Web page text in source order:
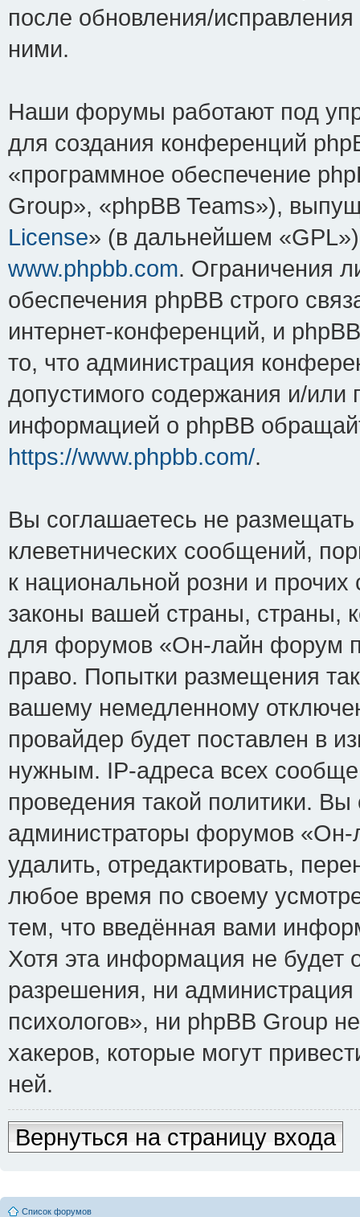
после обновления/
ними.
Наши форумы работают под
для создания конференций
«программное обеспечение
Group», «phpBB Teams»),
License» (в дальнейшем
www.phpbb.com. Ограничения
обеспечения phpBB строго
интернет-конференций, и
то, что администрация
допустимого содержания и/
информацией о phpBB
https://www.phpbb.com/.
Вы соглашаетесь не
клеветнических сообщений,
к национальной розни и
законы вашей страны, страны,
для форумов «Он-лайн форум
право. Попытки размещения
вашему немедленному
провайдер будет поставлен в
нужным. IP-адреса всех
проведения такой политики.
администраторы форумов
удалить, отредактировать,
любое время по своему
тем, что введённая вами
Хотя эта информация не будет
разрешения, ни
психологов», ни phpBB Group
хакеров, которые могут
ней.
Вернуться на страницу входа
Список форумов